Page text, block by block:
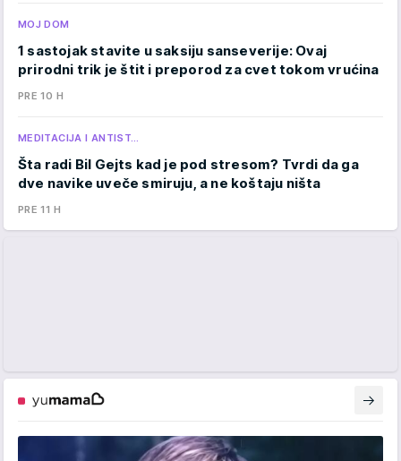
MOJ DOM
1 sastojak stavite u saksiju sanseverije: Ovaj
prirodni trik je štit i preporod za cvet tokom vrućina
PRE 10 H
MEDITACIJA I ANTIST…
Šta radi Bil Gejts kad je pod stresom? Tvrdi da ga
dve navike uveče smiruju, a ne koštaju ništa
PRE 11 H